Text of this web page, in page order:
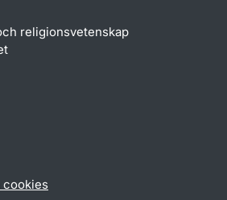
religionsvetenskap
cookies